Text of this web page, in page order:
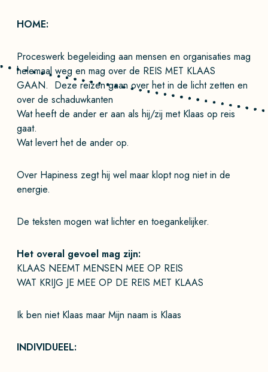
HOME:
Proceswerk begeleiding aan mensen en organisaties mag
helemaal weg en mag over de REIS MET KLAAS
GAAN. Deze reizen gaan over het in de licht zetten en
over de schaduwkanten
Wat heeft de ander er aan als hij/zij met Klaas op reis
gaat.
Wat levert het de ander op.
Over Hapiness zegt hij wel maar klopt nog niet in de
energie.
De teksten mogen wat lichter en toegankelijker.
Het overal gevoel mag zijn:
KLAAS NEEMT MENSEN MEE OP REIS
WAT KRIJG JE MEE OP DE REIS MET KLAAS
Ik ben niet Klaas maar Mijn naam is Klaas
INDIVIDUEEL: